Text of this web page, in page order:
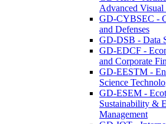
Advanced
GD-CYBSEC -
and Defenses
GD-DSB - Data
GD-EDCF -
and Corporate
GD-EESTM -
Science
GD-ESEM -
Sustainability &
Management